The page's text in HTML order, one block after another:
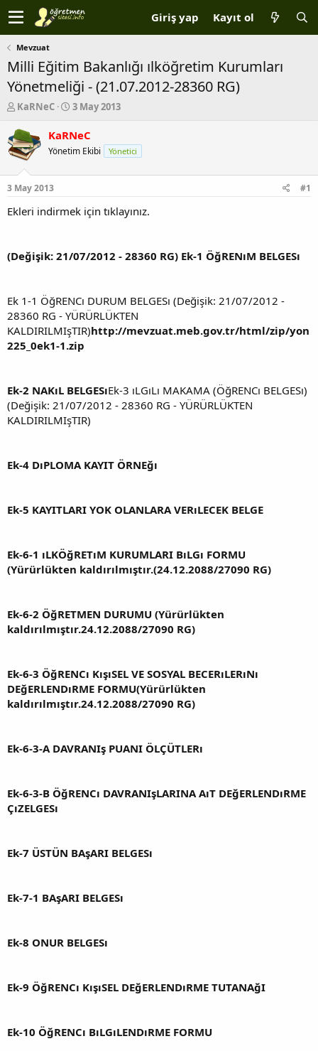
Giriş yap Kayıt ol
Mevzuat
Milli Eğitim Bakanlığı ılköğretim Kurumları
Yönetmeliği - (21.07.2012-28360 RG)
K
n
b
u
u
b
a
t
KaRNeC
B
ş
a
ç
i
3 May 2013
KaRNeC
Yönetim Ekibi Yönetici
3 May 2013 #1
Ekleri indirmek için tıklayınız.
(Değişik: 21/07/2012 - 28360 RG) Ek-1 ÖğRENıM BELGESı
Ek 1-1 ÖğRENCı DURUM BELGESı (Değişik: 21/07/2012 -
28360 RG - YÜRÜRLÜKTEN
KALDIRILMIşTIR)http://mevzuat.meb.gov.tr/html/zip/yon
225_0ek1-1.zip
Ek-2 NAKıL BELGESıEk-3 ıLGıLı MAKAMA (ÖğRENCı BELGESı)
(Değişik: 21/07/2012 - 28360 RG - YÜRÜRLÜKTEN
KALDIRILMIşTIR)
Ek-4 DıPLOMA KAYIT ÖRNEğı
Ek-5 KAYITLARI YOK OLANLARA VERıLECEK BELGE
Ek-6-1 ıLKÖğRETıM KURUMLARI BıLGı FORMU
(Yürürlükten kaldırılmıştır.(24.12.2088/27090 RG)
Ek-6-2 ÖğRETMEN DURUMU (Yürürlükten
kaldırılmıştır.24.12.2088/27090 RG)
Ek-6-3 ÖğRENCı KışıSEL VE SOSYAL BECERıLERıNı
DEğERLENDıRME FORMU(Yürürlükten
kaldırılmıştır.24.12.2088/27090 RG)
Ek-6-3-A DAVRANIş PUANI ÖLÇÜTLERı
Ek-6-3-B ÖğRENCı DAVRANIşLARINA AıT DEğERLENDıRME
ÇıZELGESı
Ek-7 ÜSTÜN BAşARI BELGESı
Ek-7-1 BAşARI BELGESı
Ek-8 ONUR BELGESı
Ek-9 ÖğRENCı KışıSEL DEğERLENDıRME TUTANAğI
Ek-10 ÖğRENCı BıLGıLENDıRME FORMU